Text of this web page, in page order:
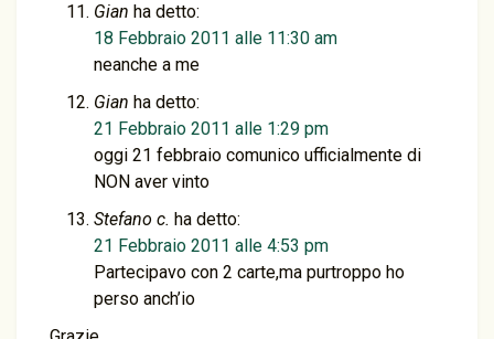
Gian ha detto:
18 Febbraio 2011 alle 11:30 am
neanche a me
Gian ha detto:
21 Febbraio 2011 alle 1:29 pm
oggi 21 febbraio comunico ufficialmente di
NON aver vinto
Stefano c. ha detto:
21 Febbraio 2011 alle 4:53 pm
Partecipavo con 2 carte,ma purtroppo ho
perso anch’io